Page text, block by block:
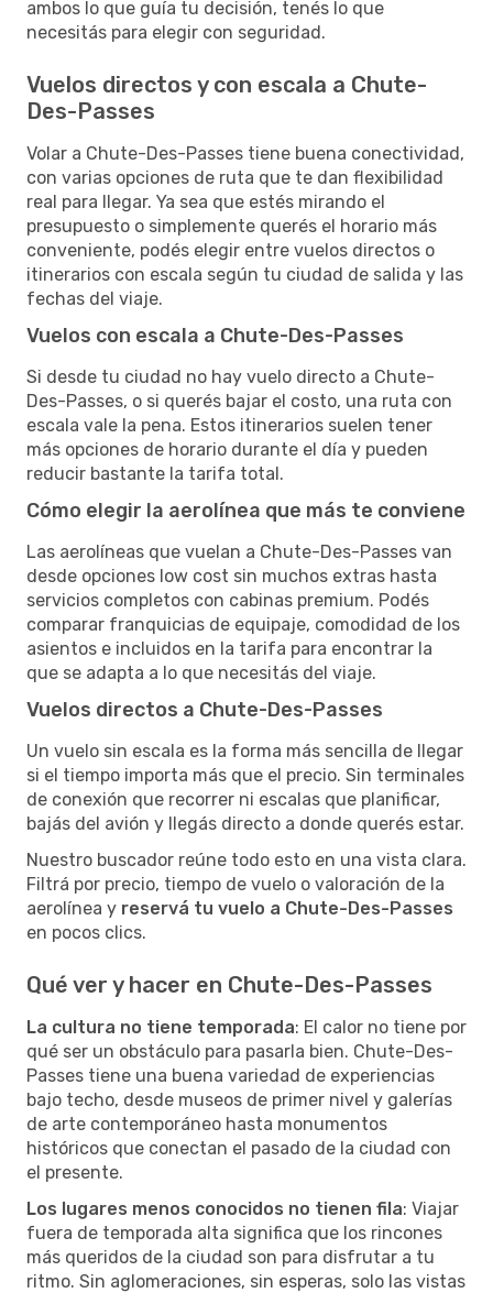
ambos lo que guía tu decisión, tenés lo que
necesitás para elegir con seguridad.
Vuelos directos y con escala a Chute-
Des-Passes
Volar a Chute-Des-Passes tiene buena conectividad,
con varias opciones de ruta que te dan flexibilidad
real para llegar. Ya sea que estés mirando el
presupuesto o simplemente querés el horario más
conveniente, podés elegir entre vuelos directos o
itinerarios con escala según tu ciudad de salida y las
fechas del viaje.
Vuelos con escala a Chute-Des-Passes
Si desde tu ciudad no hay vuelo directo a Chute-
Des-Passes, o si querés bajar el costo, una ruta con
escala vale la pena. Estos itinerarios suelen tener
más opciones de horario durante el día y pueden
reducir bastante la tarifa total.
Cómo elegir la aerolínea que más te conviene
Las aerolíneas que vuelan a Chute-Des-Passes van
desde opciones low cost sin muchos extras hasta
servicios completos con cabinas premium. Podés
comparar franquicias de equipaje, comodidad de los
asientos e incluidos en la tarifa para encontrar la
que se adapta a lo que necesitás del viaje.
Vuelos directos a Chute-Des-Passes
Un vuelo sin escala es la forma más sencilla de llegar
si el tiempo importa más que el precio. Sin terminales
de conexión que recorrer ni escalas que planificar,
bajás del avión y llegás directo a donde querés estar.
Nuestro buscador reúne todo esto en una vista clara.
Filtrá por precio, tiempo de vuelo o valoración de la
aerolínea y reservá tu vuelo a Chute-Des-Passes
en pocos clics.
Qué ver y hacer en Chute-Des-Passes
La cultura no tiene temporada: El calor no tiene por
qué ser un obstáculo para pasarla bien. Chute-Des-
Passes tiene una buena variedad de experiencias
bajo techo, desde museos de primer nivel y galerías
de arte contemporáneo hasta monumentos
históricos que conectan el pasado de la ciudad con
el presente.
Los lugares menos conocidos no tienen fila: Viajar
fuera de temporada alta significa que los rincones
más queridos de la ciudad son para disfrutar a tu
ritmo. Sin aglomeraciones, sin esperas, solo las vistas